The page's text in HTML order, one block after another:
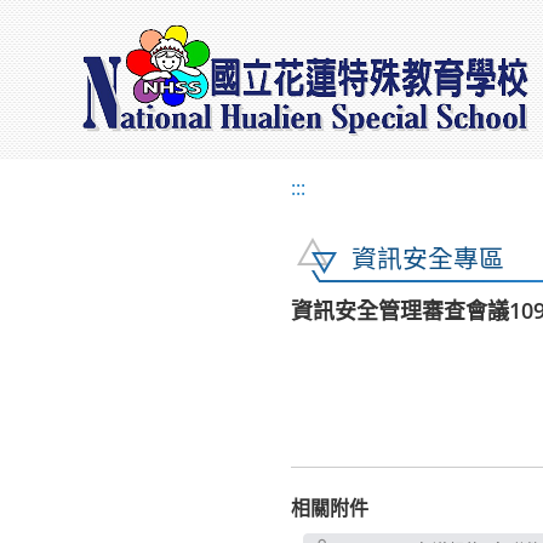
:::
資訊安全專區
資訊安全管理審查會議
相關附件